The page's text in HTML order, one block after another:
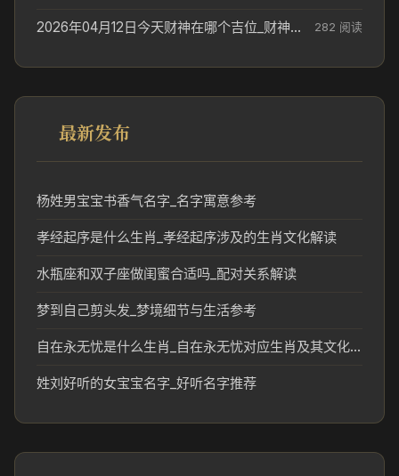
2026年04月12日今天财神在哪个吉位_财神方位参考 282 阅读
最新发布
杨姓男宝宝书香气名字_名字寓意参考
孝经起序是什么生肖_孝经起序涉及的生肖文化解读
水瓶座和双子座做闺蜜合适吗_配对关系解读
梦到自己剪头发_梦境细节与生活参考
自在永无忧是什么生肖_自在永无忧对应生肖及其文化含义解析
姓刘好听的女宝宝名字_好听名字推荐